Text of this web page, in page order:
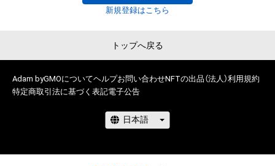
原因で発生したものであっても、本アイテムの著作権を有する
このアイテムに関するお問い合わせ先
yoshi-f-japan.com
info@yoshi-f-japan.com
作風の基礎になっているのは抽象的な形状の内部に光線や球体
これらの画風を継承し、3DCGソフトで描写した美少女や実写の
ます。
2022年3月28〜4月3日までイタリア･ミラノの現代アートギャ
新規登録はこちら
トップへ戻る
Adam byGMOについてヘルプお問い合わせNFTの出品（法人）利用規約
特定商取引法に基づく表記電子公告